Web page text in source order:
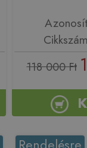
118 000 Ft